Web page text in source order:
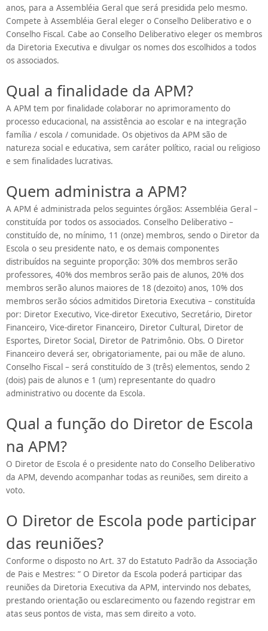
anos, para a Assembléia Geral que será presidida pelo mesmo.
Compete à Assembléia Geral eleger o Conselho Deliberativo e o
Conselho Fiscal. Cabe ao Conselho Deliberativo eleger os membros
da Diretoria Executiva e divulgar os nomes dos escolhidos a todos
os associados.
Qual a finalidade da APM?
A APM tem por finalidade colaborar no aprimoramento do
processo educacional, na assistência ao escolar e na integração
família / escola / comunidade. Os objetivos da APM são de
natureza social e educativa, sem caráter político, racial ou religioso
e sem finalidades lucrativas.
Quem administra a APM?
A APM é administrada pelos seguintes órgãos: Assembléia Geral –
constituída por todos os associados. Conselho Deliberativo –
constituído de, no mínimo, 11 (onze) membros, sendo o Diretor da
Escola o seu presidente nato, e os demais componentes
distribuídos na seguinte proporção: 30% dos membros serão
professores, 40% dos membros serão pais de alunos, 20% dos
membros serão alunos maiores de 18 (dezoito) anos, 10% dos
membros serão sócios admitidos Diretoria Executiva – constituída
por: Diretor Executivo, Vice-diretor Executivo, Secretário, Diretor
Financeiro, Vice-diretor Financeiro, Diretor Cultural, Diretor de
Esportes, Diretor Social, Diretor de Patrimônio. Obs. O Diretor
Financeiro deverá ser, obrigatoriamente, pai ou mãe de aluno.
Conselho Fiscal – será constituído de 3 (três) elementos, sendo 2
(dois) pais de alunos e 1 (um) representante do quadro
administrativo ou docente da Escola.
Qual a função do Diretor de Escola
na APM?
O Diretor de Escola é o presidente nato do Conselho Deliberativo
da APM, devendo acompanhar todas as reuniões, sem direito a
voto.
O Diretor de Escola pode participar
das reuniões?
Conforme o disposto no Art. 37 do Estatuto Padrão da Associação
de Pais e Mestres: ” O Diretor da Escola poderá participar das
reuniões da Diretoria Executiva da APM, intervindo nos debates,
prestando orientação ou esclarecimento ou fazendo registrar em
atas seus pontos de vista, mas sem direito a voto.